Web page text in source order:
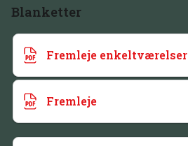
Blanketter
Fremleje enkeltværelser
Fremleje